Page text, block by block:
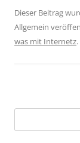
Dieser Beitrag
Allgemein
was mit Internetz.